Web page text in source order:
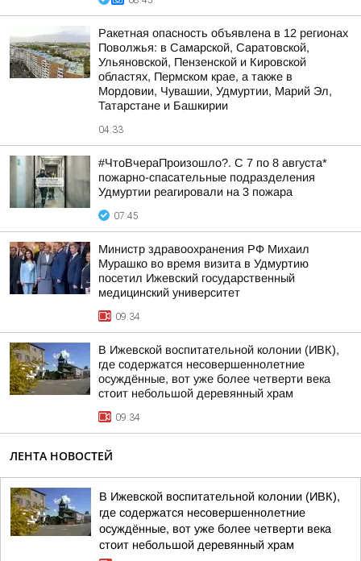
Ракетная опасность объявлена в 12 регионах
Поволжья: в Самарской, Саратовской,
Ульяновской, Пензенской и Кировской
областях, Пермском крае, а также в
Мордовии, Чувашии, Удмуртии, Марий Эл,
Татарстане и Башкирии
04:33
#ЧтоВчераПроизошло?. С 7 по 8 августа*
пожарно-спасательные подразделения
Удмуртии реагировали на 3 пожара
07:45
Министр здравоохранения РФ Михаил
Мурашко во время визита в Удмуртию
посетил Ижевский государственный
медицинский университет
09:34
В Ижевской воспитательной колонии (ИВК),
где содержатся несовершеннолетние
осуждённые, вот уже более четверти века
стоит небольшой деревянный храм
09:34
ЛЕНТА НОВОСТЕЙ
В Ижевской воспитательной колонии (ИВК),
где содержатся несовершеннолетние
осуждённые, вот уже более четверти века
стоит небольшой деревянный храм